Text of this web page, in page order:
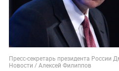
Пресс-секретарь президента
Новости / Алексей Филиппов